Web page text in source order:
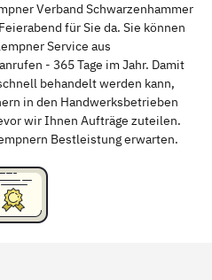
Passau
Rudelsdorf, Mittelfranken
Verband Schwarzenhammer
für Sie da. Sie können
Service aus
- 365 Tage im Jahr. Damit
behandelt werden kann,
in den Handwerksbetrieben
wir Ihnen Aufträge zuteilen.
Bestleistung erwarten.